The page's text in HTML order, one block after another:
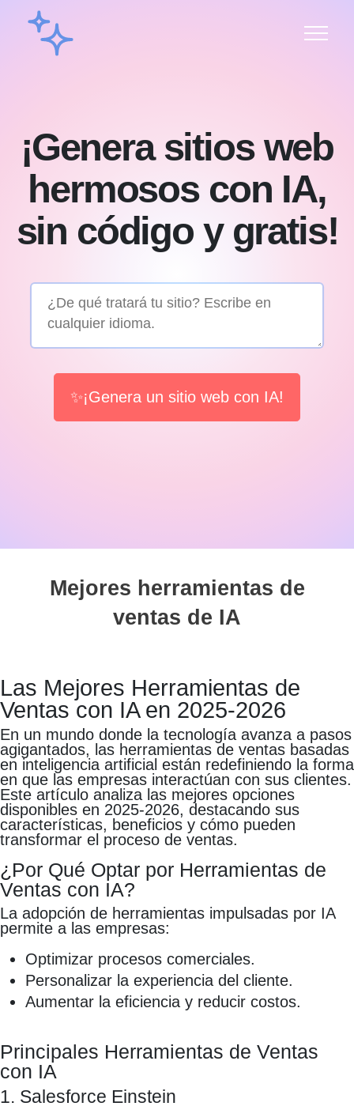
¡Genera sitios web
hermosos con IA,
sin código y gratis!
✨¡Genera un sitio web con IA!
Mejores herramientas de
ventas de IA
Las Mejores Herramientas de
Ventas con IA en 2025-2026
En un mundo donde la tecnología avanza a pasos
agigantados, las herramientas de ventas basadas
en inteligencia artificial están redefiniendo la forma
en que las empresas interactúan con sus clientes.
Este artículo analiza las mejores opciones
disponibles en 2025-2026, destacando sus
características, beneficios y cómo pueden
transformar el proceso de ventas.
¿Por Qué Optar por Herramientas de
Ventas con IA?
La adopción de herramientas impulsadas por IA
permite a las empresas:
Optimizar procesos comerciales.
Personalizar la experiencia del cliente.
Aumentar la eficiencia y reducir costos.
Principales Herramientas de Ventas
con IA
1. Salesforce Einstein